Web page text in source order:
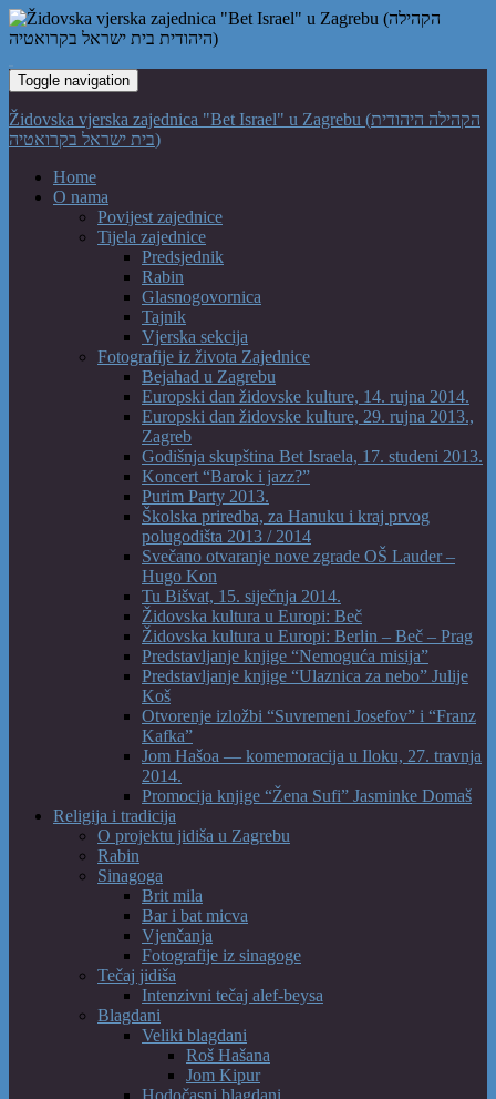
Toggle navigation
Židovska vjerska zajednica "Bet Israel" u Zagrebu (הקהילה היהודית
בית ישראל בקרואטיה)
Home
O nama
Povijest zajednice
Tijela zajednice
Predsjednik
Rabin
Glasnogovornica
Tajnik
Vjerska sekcija
Fotografije iz života Zajednice
Bejahad u Zagrebu
Europski dan židovske kulture, 14. rujna 2014.
Europski dan židovske kulture, 29. rujna 2013.,
Zagreb
Godišnja skupština Bet Israela, 17. studeni 2013.
Koncert “Barok i jazz?”
Purim Party 2013.
Školska priredba, za Hanuku i kraj prvog
polugodišta 2013 / 2014
Svečano otvaranje nove zgrade OŠ Lauder –
Hugo Kon
Tu Bišvat, 15. siječnja 2014.
Židovska kultura u Europi: Beč
Židovska kultura u Europi: Berlin – Beč – Prag
Predstavljanje knjige “Nemoguća misija”
Predstavljanje knjige “Ulaznica za nebo” Julije
Koš
Otvorenje izložbi “Suvremeni Josefov” i “Franz
Kafka”
Jom Hašoa — komemoracija u Iloku, 27. travnja
2014.
Promocija knjige “Žena Sufi” Jasminke Domaš
Religija i tradicija
O projektu jidiša u Zagrebu
Rabin
Sinagoga
Brit mila
Bar i bat micva
Vjenčanja
Fotografije iz sinagoge
Tečaj jidiša
Intenzivni tečaj alef-beysa
Blagdani
Veliki blagdani
Roš Hašana
Jom Kipur
Hodočasni blagdani